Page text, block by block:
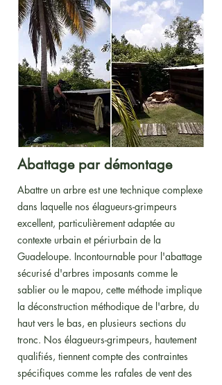
Abattage par démontage
Abattre un arbre est une technique complexe
dans laquelle nos élagueurs-grimpeurs
excellent, particulièrement adaptée au
contexte urbain et périurbain de la
Guadeloupe. Incontournable pour l'abattage
sécurisé d'arbres imposants comme le
sablier ou le mapou, cette méthode implique
la déconstruction méthodique de l'arbre, du
haut vers le bas, en plusieurs sections du
tronc. Nos élagueurs-grimpeurs, hautement
qualifiés, tiennent compte des contraintes
spécifiques comme les rafales de vent des